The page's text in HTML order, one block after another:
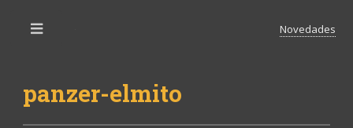
panzer-elmito
Novedades